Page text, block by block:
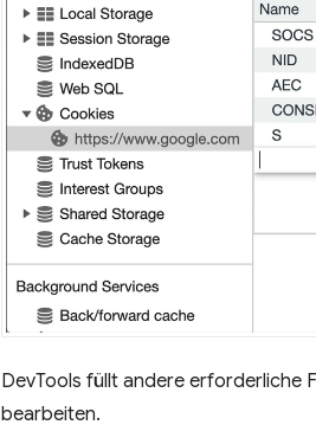
DevTools füllt andere erforderliche
bearbeiten.